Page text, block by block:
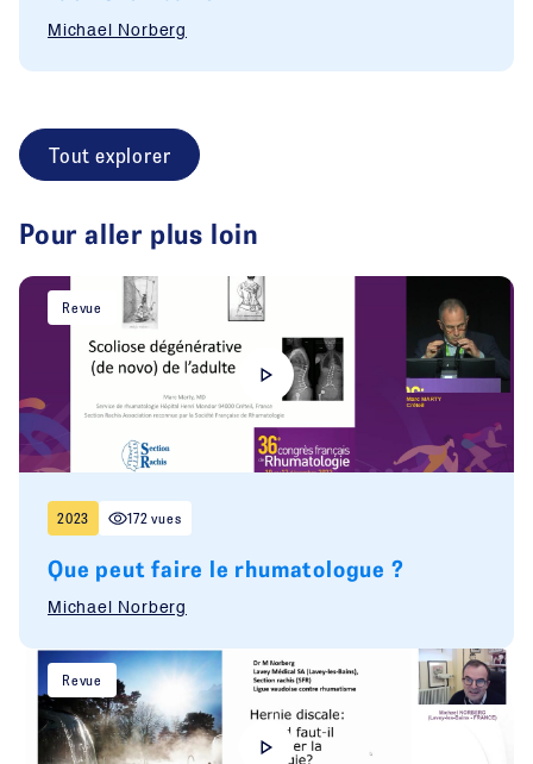
Michael Norberg
Tout explorer
Pour aller plus loin
Revue
2023 172 vues
Que peut faire le rhumatologue ?
Michael Norberg
Revue